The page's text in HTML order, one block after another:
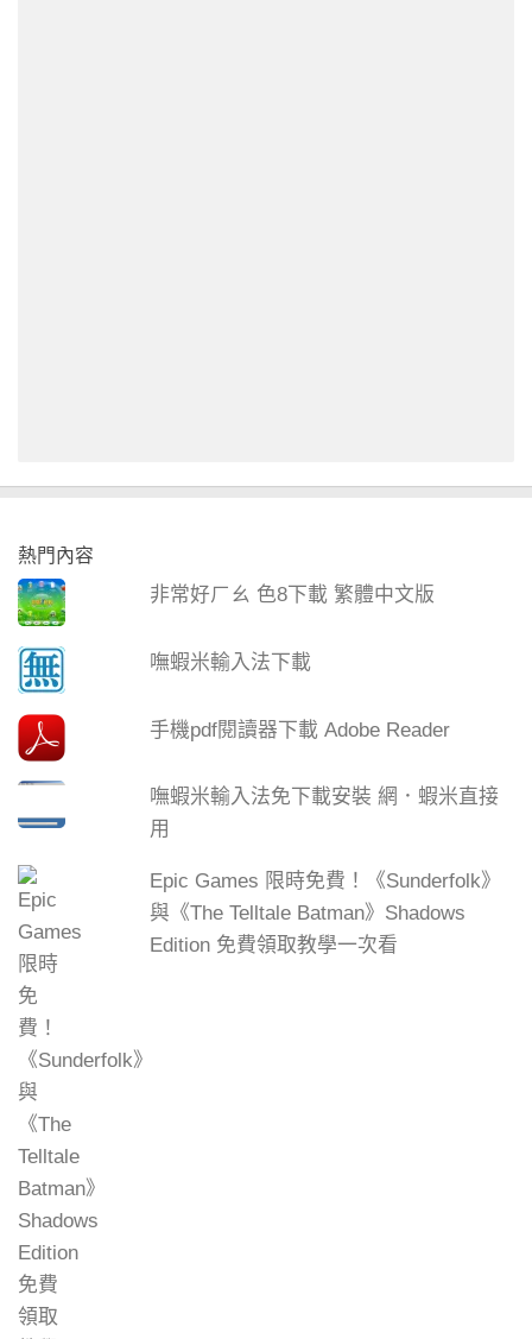
熱門內容
非常好ㄏㄠ 色8下載 繁體中文版
嘸蝦米輸入法下載
手機pdf閱讀器下載 Adobe Reader
嘸蝦米輸入法免下載安裝 網．蝦米直接
用
Epic Games 限時免費！《Sunderfolk》
與《The Telltale Batman》Shadows
Edition 免費領取教學一次看